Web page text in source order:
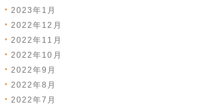
2023年1月
2022年12月
2022年11月
2022年10月
2022年9月
2022年8月
2022年7月